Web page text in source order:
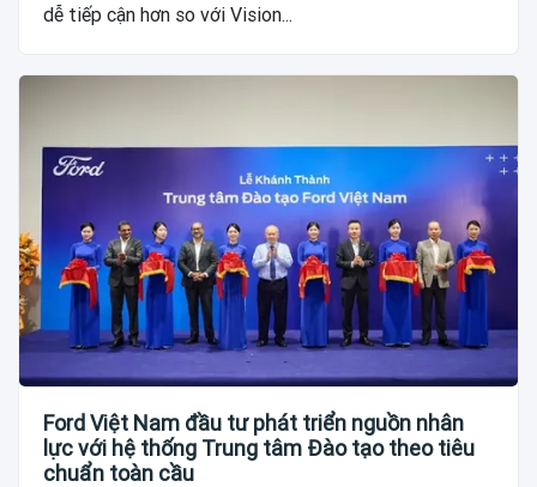
dễ tiếp cận hơn so với Vision...
Ford Việt Nam đầu tư phát triển nguồn nhân
lực với hệ thống Trung tâm Đào tạo theo tiêu
chuẩn toàn cầu